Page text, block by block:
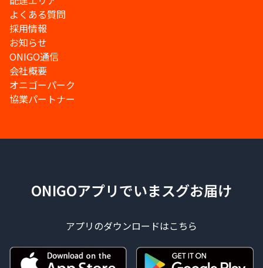
よくある質問
採用情報
お知らせ
ONIGO通信
会社概要
オニゴーパーク
協業パートナー
ONIGOアプリでいまスグお届け
アプリのダウンロードはこちら